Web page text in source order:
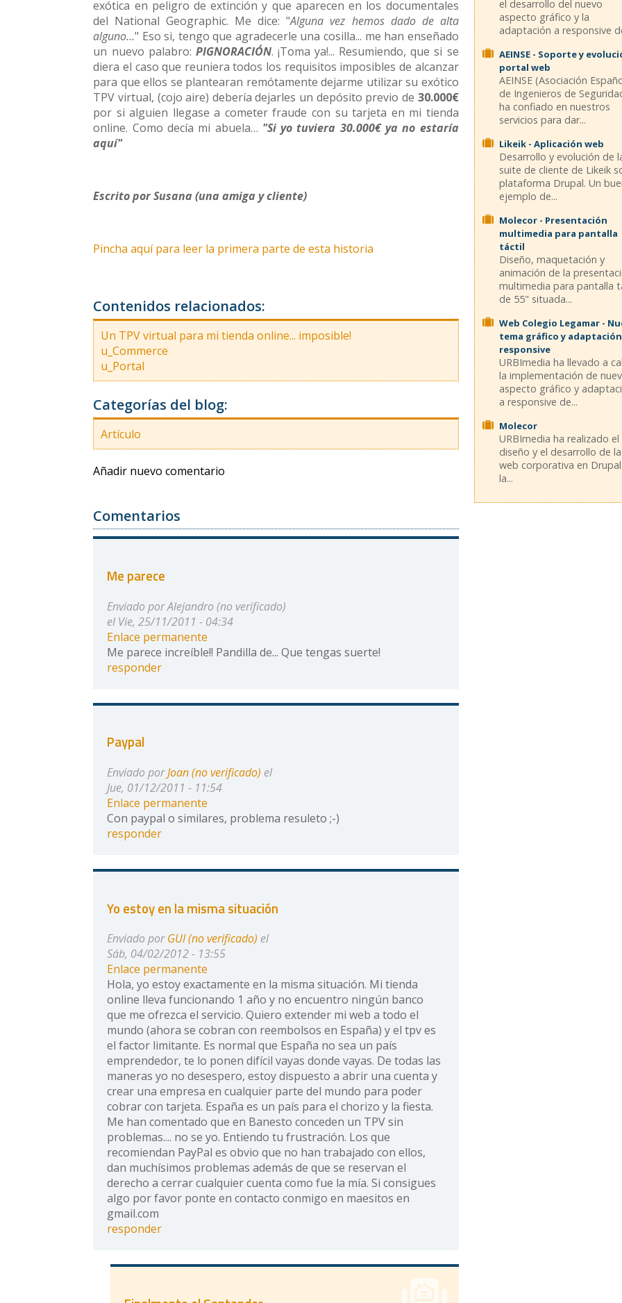
exótica en peligro de extinción y que aparecen en los documentales
del National Geographic. Me dice: "Alguna vez hemos dado de alta
alguno…" Eso si, tengo que agradecerle una cosilla... me han enseñado
un nuevo palabro: PIGNORACIÓN. ¡Toma ya!... Resumiendo, que si se
diera el caso que reuniera todos los requisitos imposibles de alcanzar
para que ellos se plantearan remótamente dejarme utilizar su exótico
TPV virtual, (cojo aire) debería dejarles un depósito previo de 30.000€
por si alguien llegase a cometer fraude con su tarjeta en mi tienda
online. Como decía mi abuela… "Si yo tuviera 30.000€ ya no estaría
aquí"
Escrito por Susana (una amiga y cliente)
Pincha aquí para leer la primera parte de esta historia
Contenidos relacionados:
Un TPV virtual para mi tienda online... imposible!
u_Commerce
u_Portal
Categorías del blog:
Artículo
Añadir nuevo comentario
Comentarios
Me parece
Enviado porAlejandro (no verificado)
el Vie, 25/11/2011 - 04:34
Enlace permanente
Me parece increíble!! Pandilla de... Que tengas suerte!
responder
Paypal
Enviado porJoan (no verificado) el
Jue, 01/12/2011 - 11:54
Enlace permanente
Con paypal o similares, problema resuleto ;-)
responder
Yo estoy en la misma situación
Enviado porGUI (no verificado) el
Sáb, 04/02/2012 - 13:55
Enlace permanente
Hola, yo estoy exactamente en la misma situación. Mi tienda
online lleva funcionando 1 año y no encuentro ningún banco
que me ofrezca el servicio. Quiero extender mi web a todo el
mundo (ahora se cobran con reembolsos en España) y el tpv es
el factor limitante. Es normal que España no sea un país
emprendedor, te lo ponen difícil vayas donde vayas. De todas las
maneras yo no desespero, estoy dispuesto a abrir una cuenta y
crear una empresa en cualquier parte del mundo para poder
cobrar con tarjeta. España es un país para el chorizo y la fiesta.
Me han comentado que en Banesto conceden un TPV sin
problemas.... no se yo. Entiendo tu frustración. Los que
recomiendan PayPal es obvio que no han trabajado con ellos,
dan muchísimos problemas además de que se reservan el
derecho a cerrar cualquier cuenta como fue la mía. Si consigues
algo por favor ponte en contacto conmigo en maesitos en
gmail.com
responder
el desarrollo del nuevo
aspecto gráfico y la
adaptación a responsive
AEINSE - Soporte y
portal web
AEINSE (Asociación
de Ingenieros de
ha confiado en nuestros
servicios para dar...
Likeik - Aplicación web
Desarrollo y evolución de
suite de cliente de Likeik
plataforma Drupal. Un
ejemplo de...
Molecor - Presentación
multimedia para pantalla
táctil
Diseño, maquetación y
animación de la
multimedia para pantalla
de 55" situada...
Web Colegio Legamar -
tema gráfico y
responsive
URBImedia ha llevado a
la implementación de
aspecto gráfico y
a responsive de...
Molecor
URBImedia ha realizado el
diseño y el desarrollo de la
web corporativa en
la...